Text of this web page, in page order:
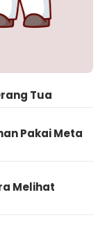
Tua
Pakai Meta
Melihat